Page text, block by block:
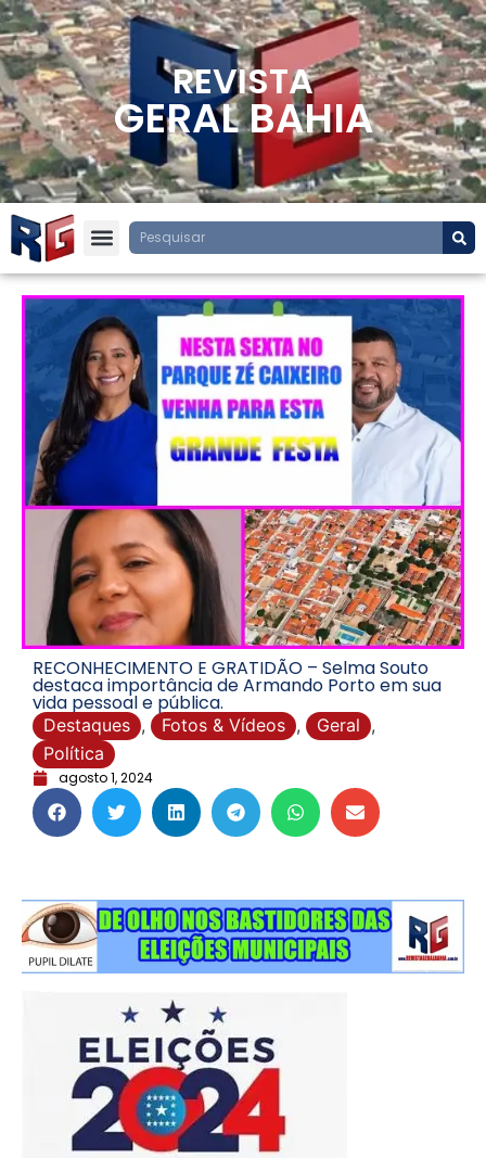
REVISTA
GERAL BAHIA
RECONHECIMENTO E GRATIDÃO – Selma Souto
destaca importância de Armando Porto em sua
vida pessoal e pública.
Destaques , Fotos & Vídeos , Geral ,
Política
agosto 1, 2024